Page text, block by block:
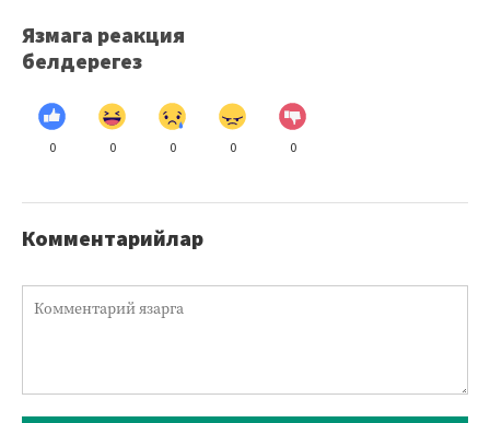
Язмага реакция
белдерегез
0 0 0 0 0
Комментарийлар